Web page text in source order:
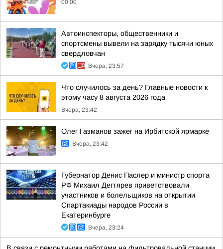
00:00
Автоинспекторы, общественники и
спортсмены вывели на зарядку тысячи юных
свердловчан
Вчера, 23:57
Что случилось за день? Главные новости к
этому часу 8 августа 2026 года
Вчера, 23:42
Олег Газманов зажег на Ирбитской ярмарке
Вчера, 23:42
Губернатор Денис Паслер и министр спорта
РФ Михаил Дегтярев приветствовали
участников и болельщиков на открытии
Спартакиады народов России в
Екатеринбурге
Вчера, 23:24